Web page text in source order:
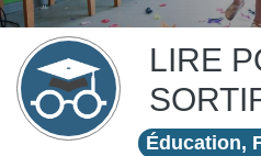
LIRE
Éducation,